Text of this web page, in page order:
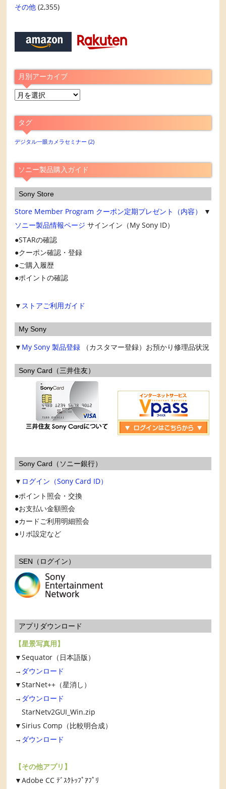
その他 (2,355)
月別アーカイブ
月
ア
ー
カ
ブ
タグ
デジタル一眼カメラセミナー (2)
ソニー製品購入ガイド
Sony Store
Store Member Program クーポン定期プレゼント（内容）
▼
ソニー製品情報ページ サインイン（My Sony ID）
STARの確認
クーポン確認・登録
ご購入履歴
ポイントの確認
▼ ストアご利用ガイド
My Sony
▼ My Sony 製品登録 （カスタマー登録）お預かり修理品状況
Sony Card（三井住友）
Sony Card（ソニー銀行）
▼ ログイン（Sony Card ID）
ポイント照会・交換
お支払い金額照会
カードご利用明細照会
リボ設定など
SEN（ログイン）
アプリダウンロード
【星景写真用】
▼Sequator（日本語版）
→ ダウンロード
▼StarNet++（星消し）
→ ダウンロード
StarNetv2GUI_Win.zip
▼Sirius Comp（比較明合成）
→ ダウンロード
【その他アプリ】
▼Adobe CC ﾃﾞｽｸﾄｯﾌﾟｱﾌﾟﾘ